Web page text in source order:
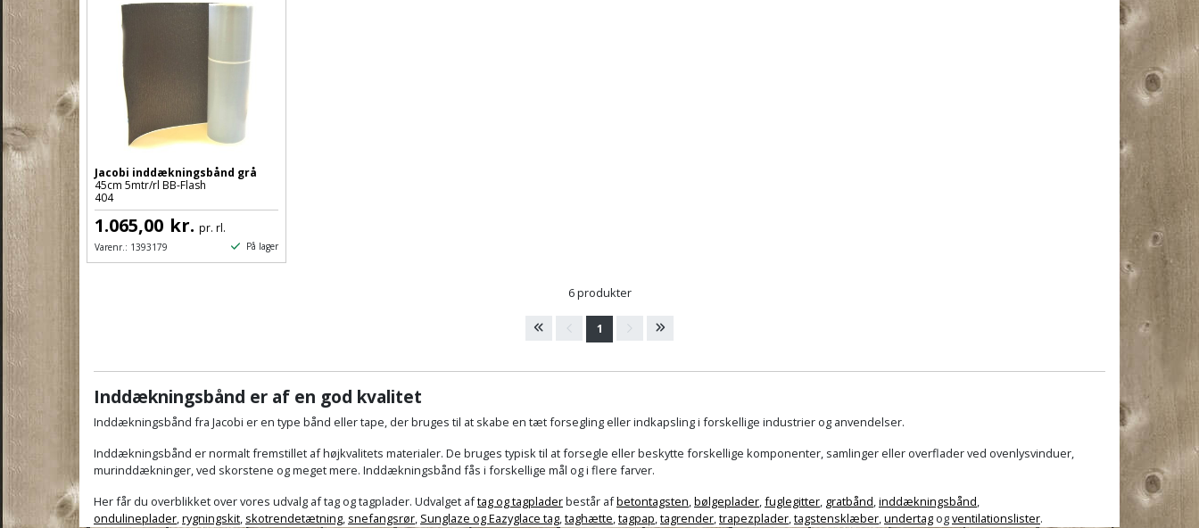
Jacobi inddækningsbånd grå
45cm 5mtr/rl BB-Flash
404
1.065,00 kr. pr. rl.
Varenr.: 1393179 På lager
6 produkter
1
Inddækningsbånd er af en god kvalitet
Inddækningsbånd fra Jacobi er en type bånd eller tape, der bruges til at skabe en tæt forsegling eller indkapsling i forskellige industrier og anvendelser.
Inddækningsbånd er normalt fremstillet af højkvalitets materialer. De bruges typisk til at forsegle eller beskytte forskellige komponenter, samlinger eller overflader ved ovenlysvinduer,
murinddækninger, ved skorstene og meget mere. Inddækningsbånd fås i forskellige mål og i flere farver.
Her får du overblikket over vores udvalg af tag og tagplader. Udvalget aftag og tagpladerbestår afbetontagsten bølgeplader fuglegitter gratbånd inddækningsbånd
ondulineplader rygningskit skotrendetætning snefangsrør Sunglaze og Eazyglace tag taghætte tagpap tagrender trapezplader tagstensklæber undertag ogventilationslister.